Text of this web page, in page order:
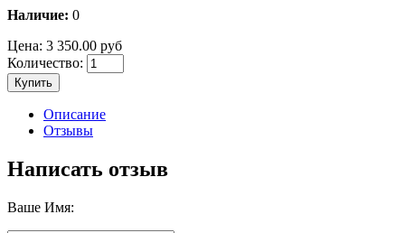
Наличие: 0
Цена: 3 350.00 руб
Количество:
Купить
Описание
Отзывы
Написать отзыв
Ваше Имя: